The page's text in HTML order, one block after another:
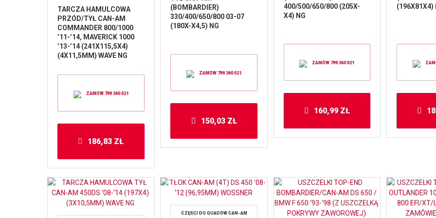
TARCZA HAMULCOWA
PRZÓD/TYŁ CAN-AM
COMMANDER 800/1000
’11-’14, MAVERICK 1000
’13-’14 (241X115,5X4)
(4X11,5MM) WAVE NG
ZAMÓW 799 360 021
186,83 ZŁ
(BOMBARDIER)
330/400/650/800 03-07
(180X-X4,5) NG
ZAMÓW 799 360 021
150,03 ZŁ
400/500/650/800 (205X-
X4) NG
ZAMÓW 799 360 021
160,99 ZŁ
(196X81X4)
CZĘŚCI DO QUADÓW CAN-AM